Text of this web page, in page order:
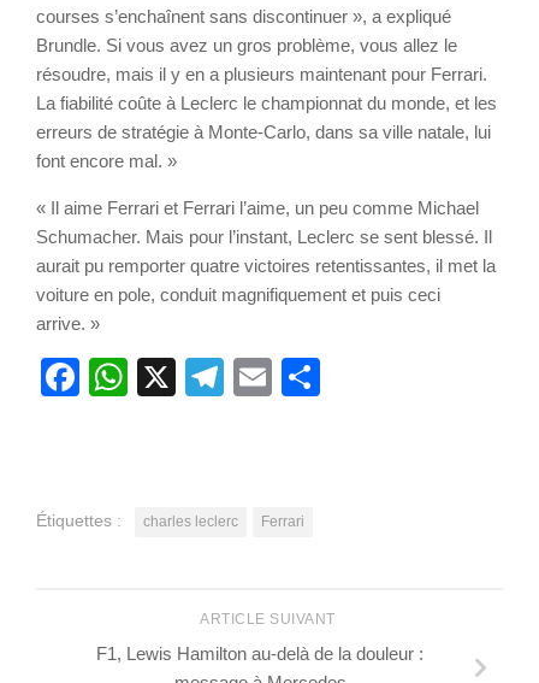
courses s’enchaînent sans discontinuer », a expliqué
Brundle. Si vous avez un gros problème, vous allez le
résoudre, mais il y en a plusieurs maintenant pour Ferrari.
La fiabilité coûte à Leclerc le championnat du monde, et les
erreurs de stratégie à Monte-Carlo, dans sa ville natale, lui
font encore mal. »
« Il aime Ferrari et Ferrari l’aime, un peu comme Michael
Schumacher. Mais pour l’instant, Leclerc se sent blessé. Il
aurait pu remporter quatre victoires retentissantes, il met la
voiture en pole, conduit magnifiquement et puis ceci
arrive. »
Facebook
WhatsApp
X Telegram
Email
Étiquettes : charles leclerc Ferrari
ARTICLE SUIVANT
F1, Lewis Hamilton au-delà de la douleur :